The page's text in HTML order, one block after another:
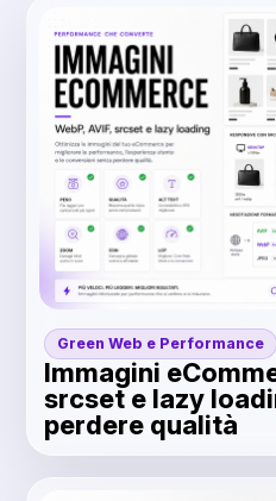
Green Web e Performance
Immagini
srcset e lazy
perdere qualità